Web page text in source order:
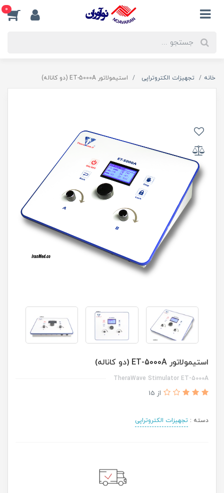
0
خانه تجهیزات الکتروتراپی استیمولاتور ET-5000A (دو کاناله)
استیمولاتور ET-5000A (دو کاناله)
TheraWave Stimulator ET-5000A
از 15
دسته : تجهیزات الکتروتراپی